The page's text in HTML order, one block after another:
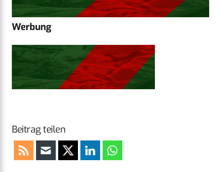
Werbung
Beitrag teilen